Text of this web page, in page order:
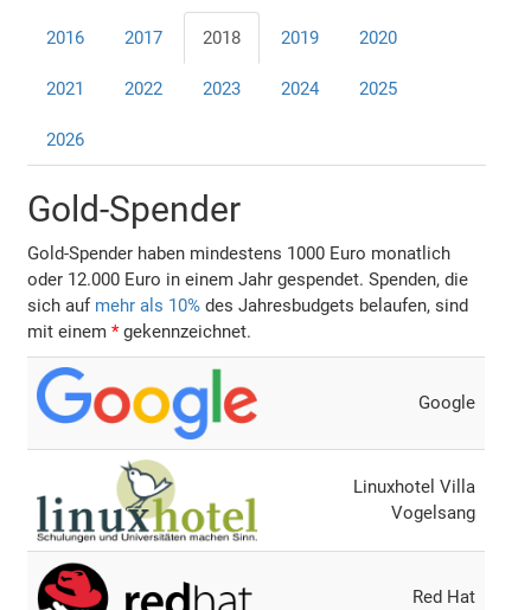
2016 2017 2018 2019 2020
2021 2022 2023 2024 2025
2026
Gold-Spender
Gold-Spender haben mindestens 1000 Euro monatlich
oder 12.000 Euro in einem Jahr gespendet. Spenden, die
sich auf mehr als 10% des Jahresbudgets belaufen, sind
mit einem*gekennzeichnet.
Google
Linuxhotel Villa
Vogelsang
Red Hat